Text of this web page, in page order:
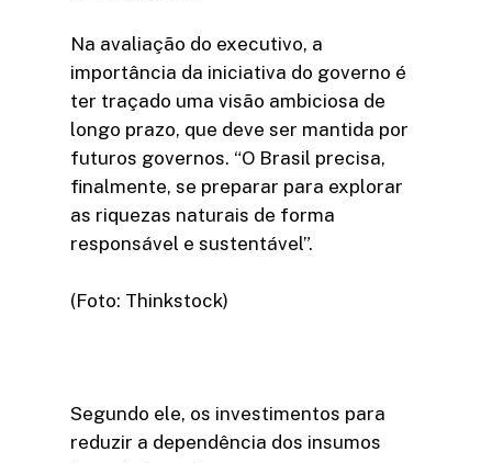
Na avaliação do executivo, a
importância da iniciativa do governo é
ter traçado uma visão ambiciosa de
longo prazo, que deve ser mantida por
futuros governos. “O Brasil precisa,
finalmente, se preparar para explorar
as riquezas naturais de forma
responsável e sustentável”.
(Foto: Thinkstock)
Segundo ele, os investimentos para
reduzir a dependência dos insumos